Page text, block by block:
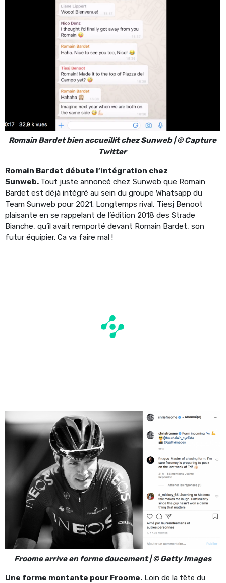
Romain Bardet bien accueillit chez Sunweb | © Capture
Twitter
Romain Bardet débute l’intégration chez
Sunweb. Tout juste annoncé chez Sunweb que Romain
Bardet est déjà intégré au sein du groupe Whatsapp du
Team Sunweb pour 2021. Longtemps rival, Tiesj Benoot
plaisante en se rappelant de l’édition 2018 des Strade
Bianche, qu’il avait remporté devant Romain Bardet, son
futur équipier. Ca va faire mal !
Froome arrive en forme doucement | © Getty Images
Une forme montante pour Froome. Loin de la tête du